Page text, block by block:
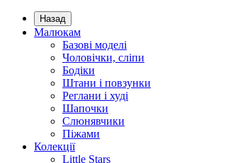
Назад
Малюкам
Базові моделі
Чоловічки, сліпи
Бодіки
Штани і повзунки
Реглани і худі
Шапочки
Слюнявчики
Піжами
Колекції
Little Stars